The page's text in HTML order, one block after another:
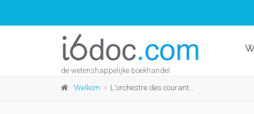
de wetenshappelijke boekhandel
Welkom L'orchestre des courants d'air